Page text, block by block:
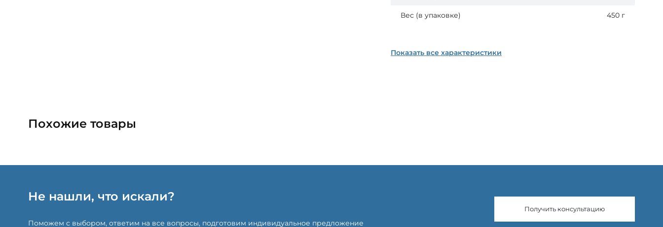
Вес (в упаковке) 450 г
Показать все характеристики
Похожие товары
Не нашли, что искали?
Поможем с выбором, ответим на все вопросы, подготовим индивидуальное предложение
Получить консультацию